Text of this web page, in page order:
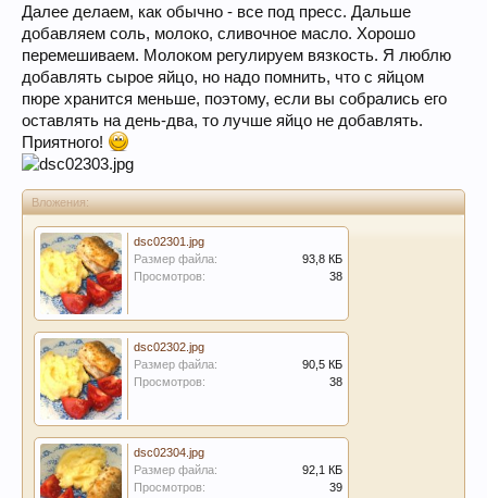
Далее делаем, как обычно - все под пресс. Дальше
добавляем соль, молоко, сливочное масло. Хорошо
перемешиваем. Молоком регулируем вязкость. Я люблю
добавлять сырое яйцо, но надо помнить, что с яйцом
пюре хранится меньше, поэтому, если вы собрались его
оставлять на день-два, то лучше яйцо не добавлять.
Приятного!
Вложения:
dsc02301.jpg
Размер файла:
93,8 КБ
Просмотров:
38
dsc02302.jpg
Размер файла:
90,5 КБ
Просмотров:
38
dsc02304.jpg
Размер файла:
92,1 КБ
Просмотров:
39